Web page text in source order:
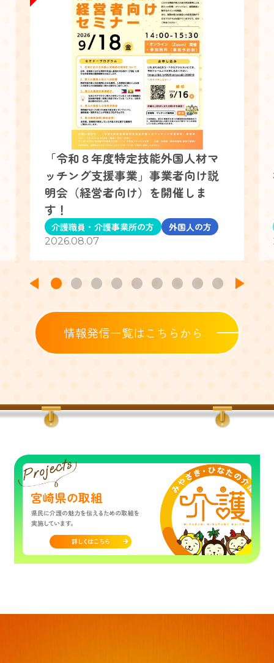
「令和８年度特定技能外国人材マ
ッチング支援事業」事業者向け説
明会（経営者向け）を開催しま
す！
介護職員・介護事業所の方
外国人の方
2026.08.07
情報発信一覧はこちらから